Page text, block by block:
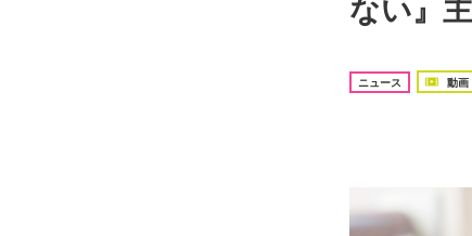
ニュース 動画